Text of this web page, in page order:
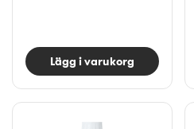
Lägg i varukorg